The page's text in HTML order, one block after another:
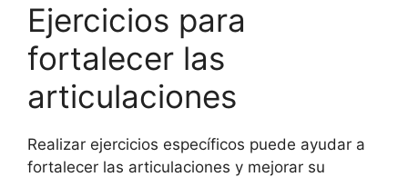
Ejercicios para
fortalecer las
articulaciones
Realizar ejercicios específicos puede ayudar a
fortalecer las articulaciones y mejorar su